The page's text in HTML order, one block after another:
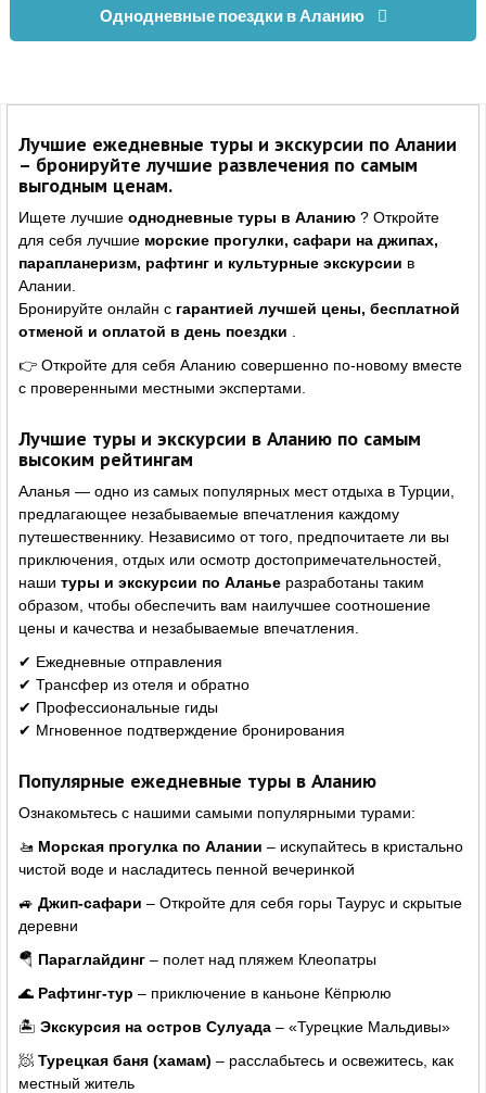
Однодневные поездки в Аланию
Лучшие ежедневные туры и экскурсии по Алании
– бронируйте лучшие развлечения по самым
выгодным ценам.
Ищете лучшие однодневные туры в Аланию ? Откройте
для себя лучшие морские прогулки, сафари на джипах,
парапланеризм, рафтинг и культурные экскурсии в
Алании.
Бронируйте онлайн с гарантией лучшей цены, бесплатной
отменой и оплатой в день поездки
👉 Откройте для себя Аланию совершенно по-новому вместе
с проверенными местными экспертами.
Лучшие туры и экскурсии в Аланию по самым
высоким рейтингам
Аланья — одно из самых популярных мест отдыха в Турции,
предлагающее незабываемые впечатления каждому
путешественнику. Независимо от того, предпочитаете ли вы
приключения, отдых или осмотр достопримечательностей,
наши туры и экскурсии по Аланье разработаны таким
образом, чтобы обеспечить вам наилучшее соотношение
цены и качества и незабываемые впечатления.
✔ Ежедневные отправления
✔ Трансфер из отеля и обратно
✔ Профессиональные гиды
✔ Мгновенное подтверждение бронирования
Популярные ежедневные туры в Аланию
Ознакомьтесь с нашими самыми популярными турами:
🚤 Морская прогулка по Алании – искупайтесь в кристально
чистой воде и насладитесь пенной вечеринкой
🚙 Джип-сафари – Откройте для себя горы Таурус и скрытые
деревни
🪂 Параглайдинг – полет над пляжем Клеопатры
🌊 Рафтинг-тур – приключение в каньоне Кёпрюлю
🏝 Экскурсия на остров Сулуада – «Турецкие Мальдивы»
🧖 Турецкая баня (хамам) – расслабьтесь и освежитесь, как
местный житель